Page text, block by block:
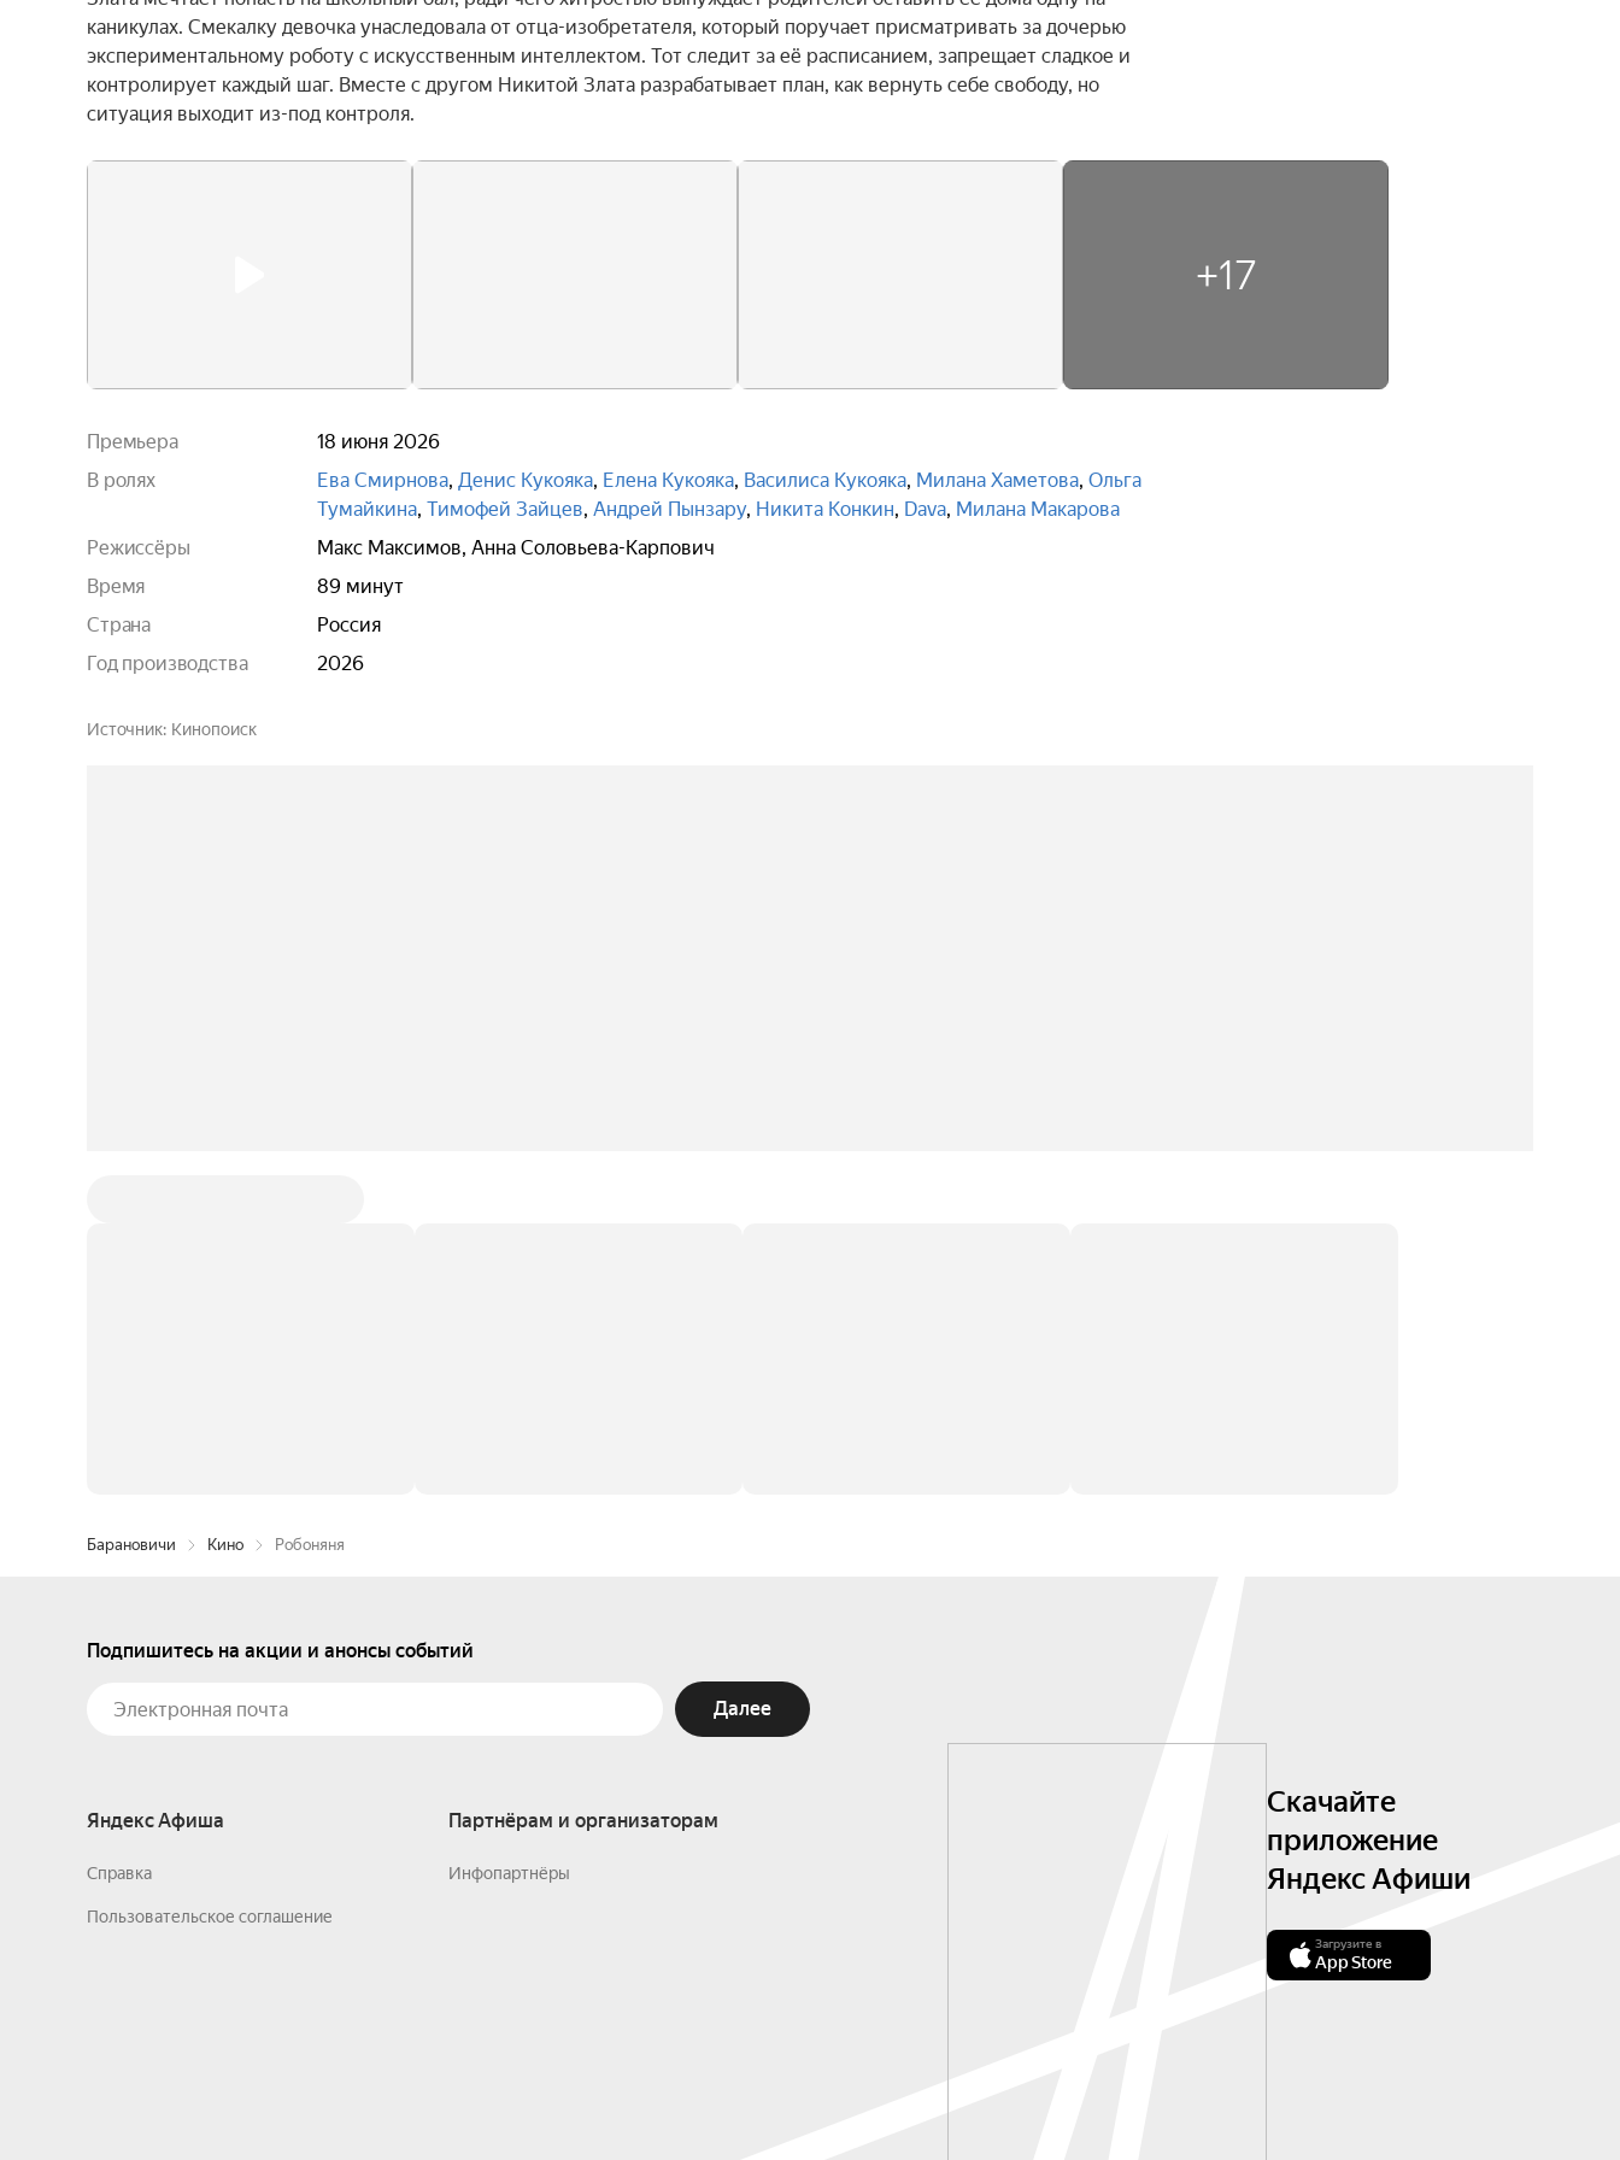
каникулах. Смекалку девочка унаследовала от отца-изобретателя, который поручает присматривать за дочерью
экспериментальному роботу с искусственным интеллектом. Тот следит за её расписанием, запрещает сладкое и
контролирует каждый шаг. Вместе с другом Никитой Злата разрабатывает план, как вернуть себе свободу, но
ситуация выходит из-под контроля.
+17
Премьера
18 июня 2026
В ролях
Ева Смирнова, Денис Кукояка, Елена Кукояка, Василиса Кукояка, Милана Хаметова, Ольга
Тумайкина, Тимофей Зайцев, Андрей Пынзару, Никита Конкин, Dava, Милана Макарова
Режиссёры
Макс Максимов, Анна Соловьева-Карпович
Время
89 минут
Страна
Россия
Год производства
2026
Источник Кинопоиск
Барановичи Кино Робоняня
Подпишитесь на акции и анонсы событий
Далее
Яндекс Афиша
Справка
Пользовательское соглашение
Партнёрам и организаторам
Инфопартнёры
Скачайте
приложение
Яндекс Афиши
Загрузите в
App Store